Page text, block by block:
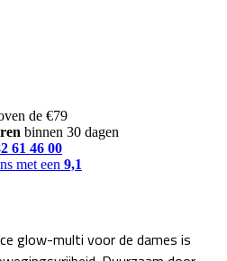
de €79
binnen 30 dagen
61 46 00
met een 9,1
glow-multi voor de dames is